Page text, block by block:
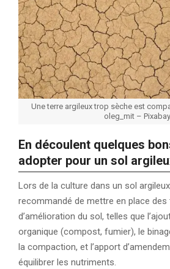
Une terre argileux trop sèche est
oleg_mit – Pixabay
En découlent quelques
adopter pour un sol
Lors de la culture dans un sol
recommandé de mettre en place des
d’amélioration du sol, telles que
organique (compost, fumier), le
la compaction, et l’apport
équilibrer les nutriments.